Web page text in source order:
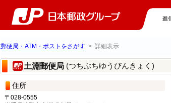
郵便局・ATM・ポストをさがす > 詳細表示
土淵郵便局 (つちぶちゆうびんきょく)
住所
〒028-0555